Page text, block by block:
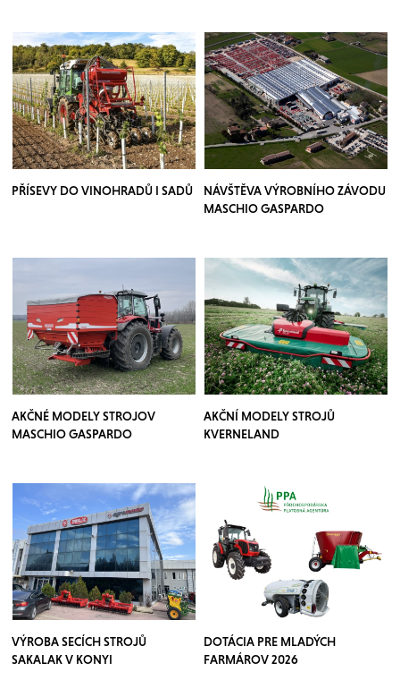
PŘÍSEVY DO VINOHRADŮ I SADŮ
NÁVŠTĚVA VÝROBNÍHO ZÁVODU
MASCHIO GASPARDO
AKČNÉ MODELY STROJOV
MASCHIO GASPARDO
AKČNÍ MODELY STROJŮ
KVERNELAND
VÝROBA SECÍCH STROJŮ
SAKALAK V KONYI
DOTÁCIA PRE MLADÝCH
FARMÁROV 2026